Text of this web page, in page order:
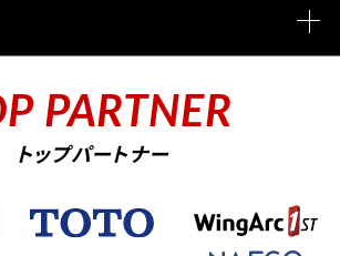
PARTNER
トップパートナー